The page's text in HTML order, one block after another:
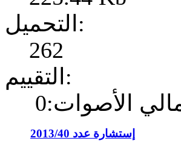
التحميل:
262
التقييم:
الأصوات:0
إستشارة عدد 2013/40